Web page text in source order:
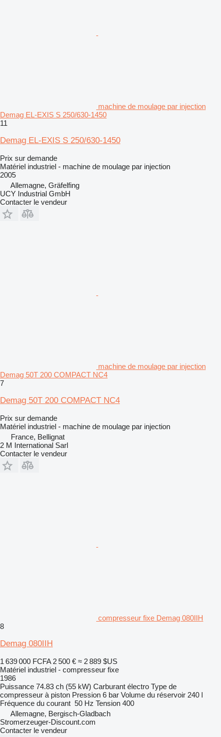
machine de moulage par injection
Demag EL-EXIS S 250/630-1450
11
Demag EL-EXIS S 250/630-1450
Prix sur demande
Matériel industriel - machine de moulage par injection
2005
Allemagne, Gräfelfing
UCY Industrial GmbH
Contacter le vendeur
machine de moulage par injection
Demag 50T 200 COMPACT NC4
7
Demag 50T 200 COMPACT NC4
Prix sur demande
Matériel industriel - machine de moulage par injection
France, Bellignat
2 M International Sarl
Contacter le vendeur
compresseur fixe Demag 080IIH
8
Demag 080IIH
1 639 000 FCFA 2 500 € ≈ 2 889 $US
Matériel industriel - compresseur fixe
1986
Puissance 74.83 ch (55 kW) Carburant électro Type de
compresseur à piston Pression 6 bar Volume du réservoir 240 l
Fréquence du courant 50 Hz Tension 400
Allemagne, Bergisch-Gladbach
Stromerzeuger-Discount.com
Contacter le vendeur